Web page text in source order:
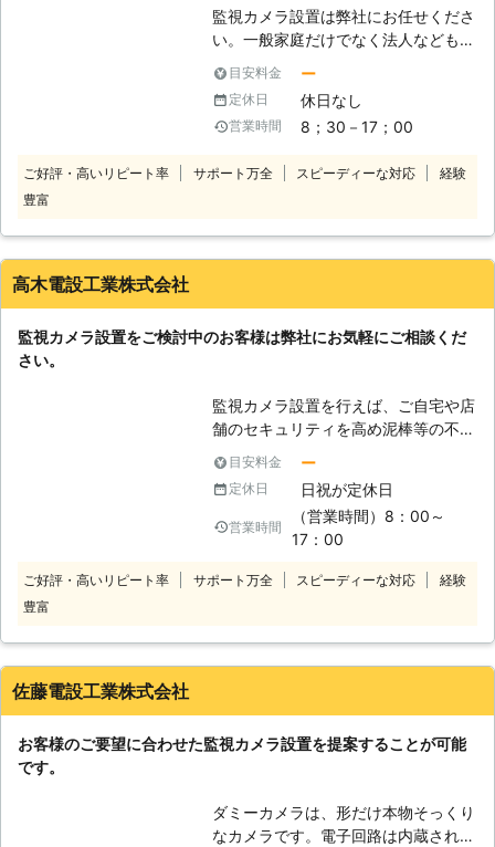
用意しています。 お客様が監視カメ
ラを設置したい場所等により、最適な
監視カメラをご提案します。 また、
地震予測情報「Ｓ－ＣＡＳＴ」サービ
スをご提供しています。 「Ｓ－ＣＡ
ＳＴ」サービスは、業界唯一の検証方
法です。 「何時」「何処で」「巨大
地震」が起こるかを、高確率な地震発
監視カメラ設置は弊社にお任せくださ
い。一般家庭だけでなく法人なども設
置されると防犯効果がありますので役
立ちます。 事務所の入退室を管理し
たいときや、お店にお客様が来店され
たとき、外出先から自宅の様子を調べ
ことが出来ますのでご活用されてみる
り、どのようなものを選んだらよいか
ください。
目安料金 ー
定休日 休日なし
営業時間 8；30－17；00
ご好評・高いリピート率 サポート万全 スピーディーな対応
経験
豊富
高木電設工業株式会社
監視カメラ設置をご検討中のお客様は弊社にお気軽にご相談くだ
さい。
監視カメラ設置を行えば、ご自宅や店
舗のセキュリティを高め泥棒等の不審
者の侵入を防ぐ事が出来ます。特に空
き巣は逮捕されるリスクを出来るだけ
避けるため、防犯意識の低い住宅を狙
い侵入するケースが多いです。逆に言
えば監視カメラが設置されている家
は、侵入するリスクが高いと見なして
諦める可能性も高かったりします。
来るし、センサーカメラならば不審者
目安料金 ー
定休日 日祝が定休日
営業時間
（営業時間）8：00～
17：00
ご好評・高いリピート率 サポート万全 スピーディーな対応
経験
豊富
佐藤電設工業株式会社
お客様のご要望に合わせた監視カメラ設置を提案することが可能
です。
ダミーカメラは、形だけ本物そっくり
なカメラです。電子回路は内蔵されて